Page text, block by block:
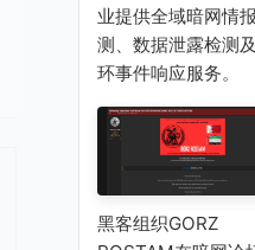
业提供全域暗网情
测、数据泄露检测
环事件响应服务。
黑客组织GORZ